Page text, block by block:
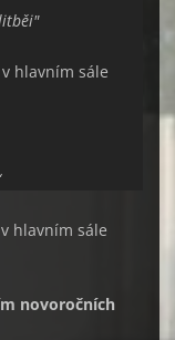
i"
hlavním sále
hlavním sále
novoročních